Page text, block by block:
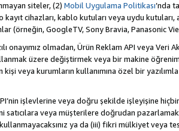
siteler, (2) Mobil Uygulama Politikası’nda
cihazları, kablo kutuları veya uydu kutuları,
(örneğin, GoogleTV, Sony Bravia, Panasonic
onayımız olmadan, Ürün Reklam API veya
üzere değiştirmek veya bir makine
kişi veya kurumların kullanımına özel bir
işlevlerine veya doğru şekilde işleyişine
satıcılara veya müşterilere doğrudan
ya da (iii) fikri mülkiyet veya